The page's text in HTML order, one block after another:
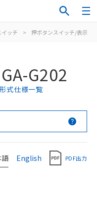
イッチ > 押ボタンスイッチ/表示灯
G202
式仕様一覧
語 English PDF出力